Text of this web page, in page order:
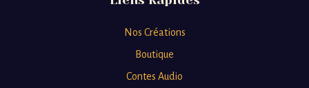
Nos Créations
Boutique
Contes Audio